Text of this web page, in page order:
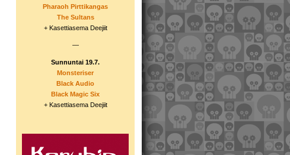
Pharaoh Pirttikangas
The Sultans
+ Kasettiasema Deejiit
—
Sunnuntai 19.7.
Monsteriser
Black Audio
Black Magic Six
+ Kasettiasema Deejiit